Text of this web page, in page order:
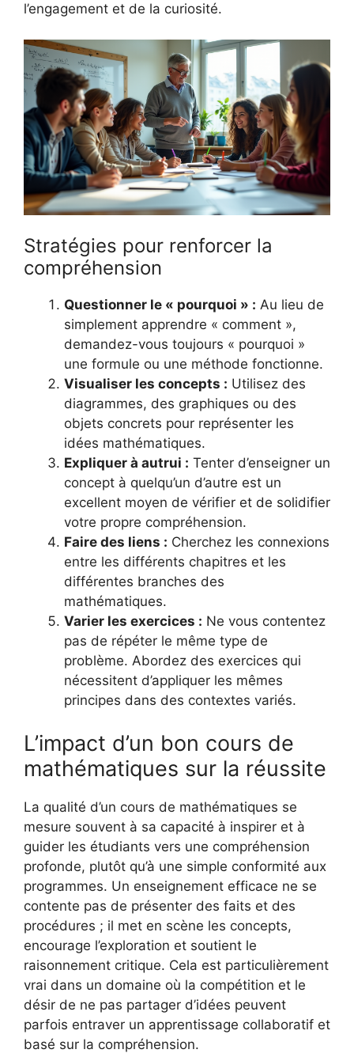
l’engagement et de la curiosité.
Stratégies pour renforcer la
compréhension
Questionner le « pourquoi » : Au lieu de
simplement apprendre « comment »,
demandez-vous toujours « pourquoi »
une formule ou une méthode fonctionne.
Visualiser les concepts : Utilisez des
diagrammes, des graphiques ou des
objets concrets pour représenter les
idées mathématiques.
Expliquer à autrui : Tenter d’enseigner un
concept à quelqu’un d’autre est un
excellent moyen de vérifier et de solidifier
votre propre compréhension.
Faire des liens : Cherchez les connexions
entre les différents chapitres et les
différentes branches des
mathématiques.
Varier les exercices : Ne vous contentez
pas de répéter le même type de
problème. Abordez des exercices qui
nécessitent d’appliquer les mêmes
principes dans des contextes variés.
L’impact d’un bon cours de
mathématiques sur la réussite
La qualité d’un cours de mathématiques se
mesure souvent à sa capacité à inspirer et à
guider les étudiants vers une compréhension
profonde, plutôt qu’à une simple conformité aux
programmes. Un enseignement efficace ne se
contente pas de présenter des faits et des
procédures ; il met en scène les concepts,
encourage l’exploration et soutient le
raisonnement critique. Cela est particulièrement
vrai dans un domaine où la compétition et le
désir de ne pas partager d’idées peuvent
parfois entraver un apprentissage collaboratif et
basé sur la compréhension.